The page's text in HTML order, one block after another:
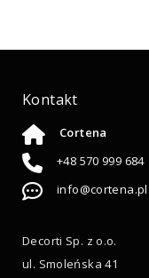
Kontakt
Cortena
+48 570 999 684
info@cortena.pl
Decorti Sp. z o.o.
ul. Smoleńska 41